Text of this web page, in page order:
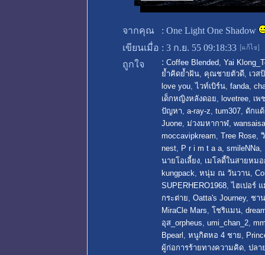
จากคุณ : One Light One Shadow
เขียนเมื่อ : 3 ก.ย. 55 09:18:33
ถูกใจ
: Coffee Blended, Yai
ย้ำคิดย้ำฝัน, คุณชายตัวดี, เวส
love you,ไวท์เบิร์น, fanda,
เด็กหญิงหลังดอย, lovetree, เพ
ปัญหา, a-ray-z, tum307, ดักแ
Juone, ม่วงมหากาฬ,
moccavipkream, Tree Rose,
nest, P r i m t a a, smileNNa,
นายโอเลี้ยง, เมโลดี้ในสายหม
kungpack, หนุ่ม ณ วันวาน,
SUPERHERO1968,ไฮเปอร์
กระต่าย, Oatta's Journey, ชา
MiraCle Mars, โชริแมน,
อุส_orpheus, umi_chan_2,
Bpearl , หนูกิตหอ 4 ชาย,
ผู้ก่อการร้ายทางความคิด, ปลา